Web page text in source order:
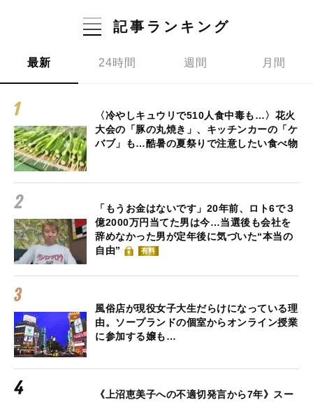
記事ランキング
最新 24時間 週間 月間
〈冷やしキュウリで510人食中毒も…〉花火
大会の「豚の丸焼き」、キッチンカーの「ケ
バブ」も…酷暑の夏祭りで注意したい食べ物
「もうお金はないです」20年前、ロト6で３
億2000万円当てた男は今…当選後も会社を
辞めなかった男が定年後に気づいた“本当の
自由”
有料
風俗店が現役女子大生だらけになっている理
由。ソープランドの個室からオンライン授業
に参加する嬢も…
《上沼恵美子への不適切発言から7年》スー